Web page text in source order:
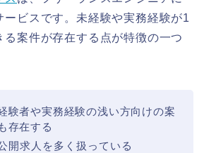
ービスです。未経験や実務経験が1
る案件が存在する点が特徴の一つ
験者や実務経験の浅い方向けの案
存在する
開求人を多く扱っている